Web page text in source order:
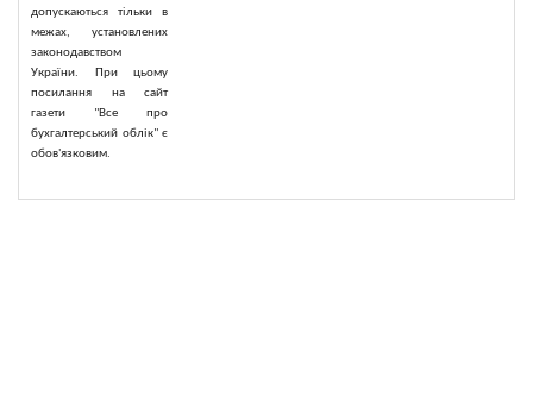
допускаються тільки в
межах, установлених
законодавством
України. При цьому
посилання на сайт
газети "Все про
бухгалтерський облік" є
обов'язковим.